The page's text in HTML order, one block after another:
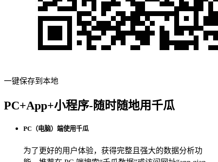
一键保存到本地
PC+App+小程序-随时随地用千瓜
PC（电脑）端使用千瓜
为了更好的用户体验，获得完整且强大的数据分析功